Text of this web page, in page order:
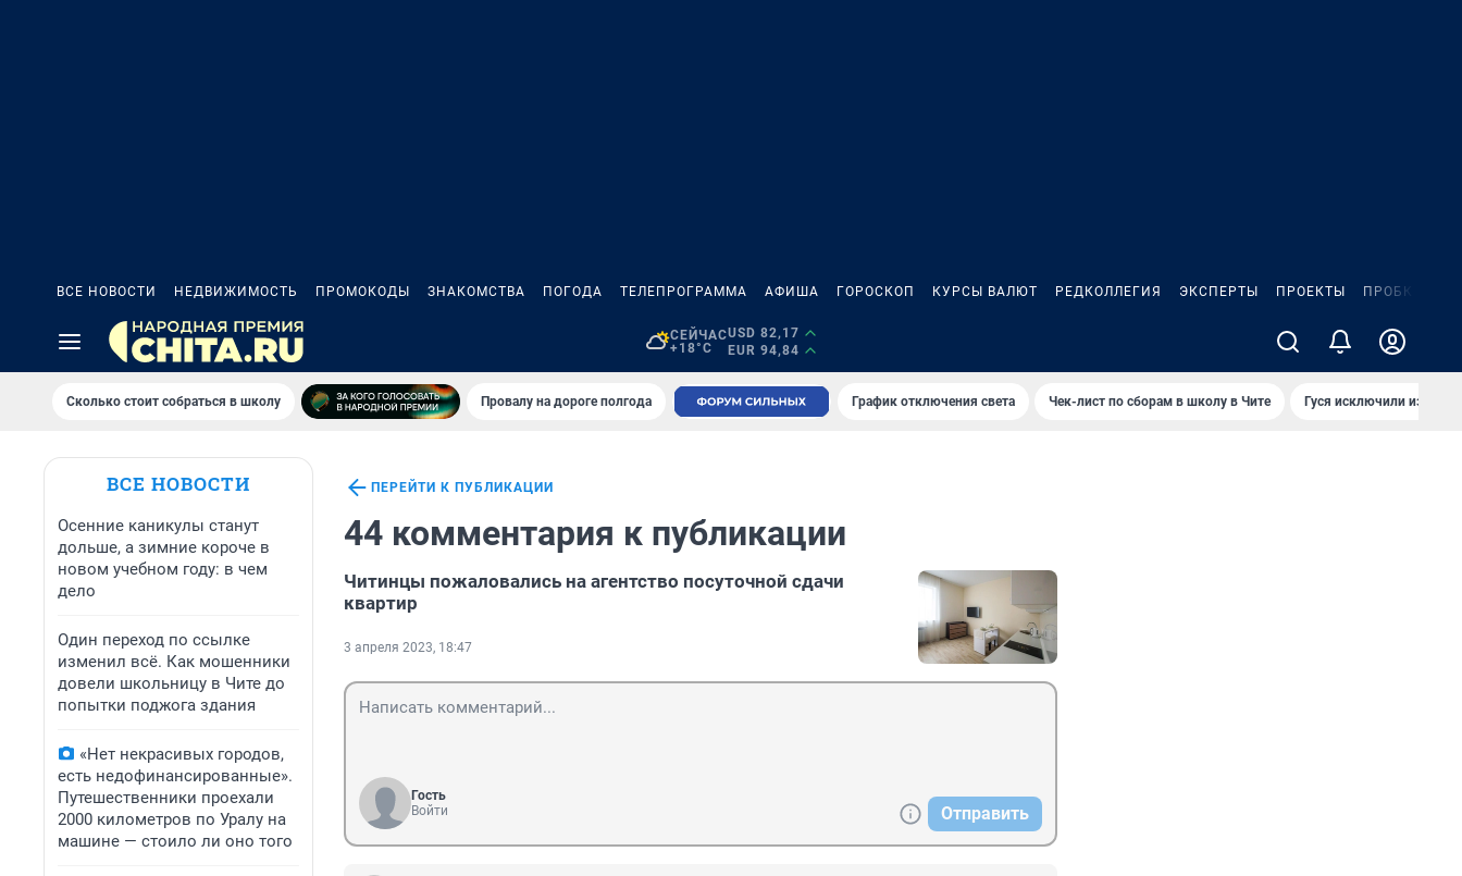
ВСЕ НОВОСТИ НЕДВИЖИМОСТЬ ПРОМОКОДЫ ЗНАКОМСТВА ПОГОДА ТЕЛЕПРОГРАММА АФИША ГОРОСКОП КУРСЫ ВАЛЮТ РЕДКОЛЛЕГИЯ ЭКСПЕРТЫ ПРОЕКТЫ ПРОБКИ
СЕЙЧАС
+18°C
USD 82,17
EUR 94,84
Сколько стоит собраться в школу Провалу на дороге полгода График отключения света Чек-лист по сборам в школу в Чите Гуся исключили из
ВСЕ НОВОСТИ
Осенние каникулы станут
дольше, а зимние короче в
новом учебном году: в чем
дело
Один переход по ссылке
изменил всё. Как мошенники
довели школьницу в Чите до
попытки поджога здания
«Нет некрасивых городов,
есть недофинансированные».
Путешественники проехали
2000 километров по Уралу на
машине — стоило ли оно того
ПЕРЕЙТИ К ПУБЛИКАЦИИ
44 комментария к публикации
Читинцы пожаловались на агентство посуточной сдачи
квартир
3 апреля 2023, 18:47
Гость
Войти
Отправить